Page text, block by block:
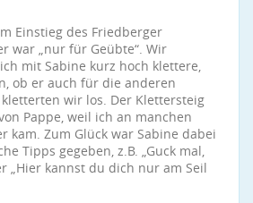
Einstieg des Friedberger
war „nur für Geübte“. Wir
mit Sabine kurz hoch klettere,
ob er auch für die anderen
wir los. Der Klettersteig
Pappe, weil ich an manchen
kam. Zum Glück war Sabine dabei
Tipps gegeben, z.B. „Guck mal,
„Hier kannst du dich nur am Seil